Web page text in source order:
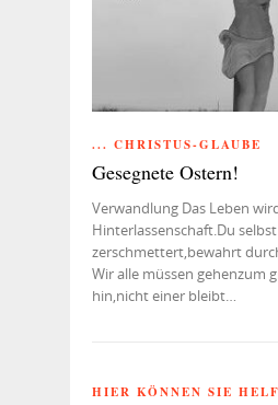
... CHRISTUS-GLAUBE
Gesegnete Ostern!
Verwandlung Das Leben
Hinterlassenschaft.Du
zerschmettert,bewahrt
Wir alle müssen gehenzum
hin,nicht einer bleibt…
HIER KÖNNEN SIE